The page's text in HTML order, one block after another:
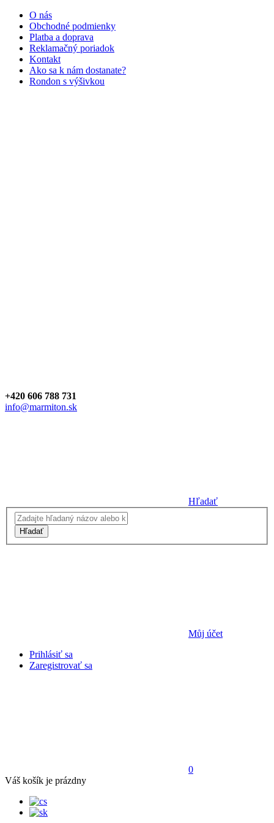
O nás
Obchodné podmienky
Platba a doprava
Reklamačný poriadok
Kontakt
Ako sa k nám dostanate?
Rondon s výšivkou
+420 606 788 731
info@marmiton.sk
Hľadať
Hľadať
Můj účet
Prihlásiť sa
Zaregistrovať sa
0
Váš košík je prázdny